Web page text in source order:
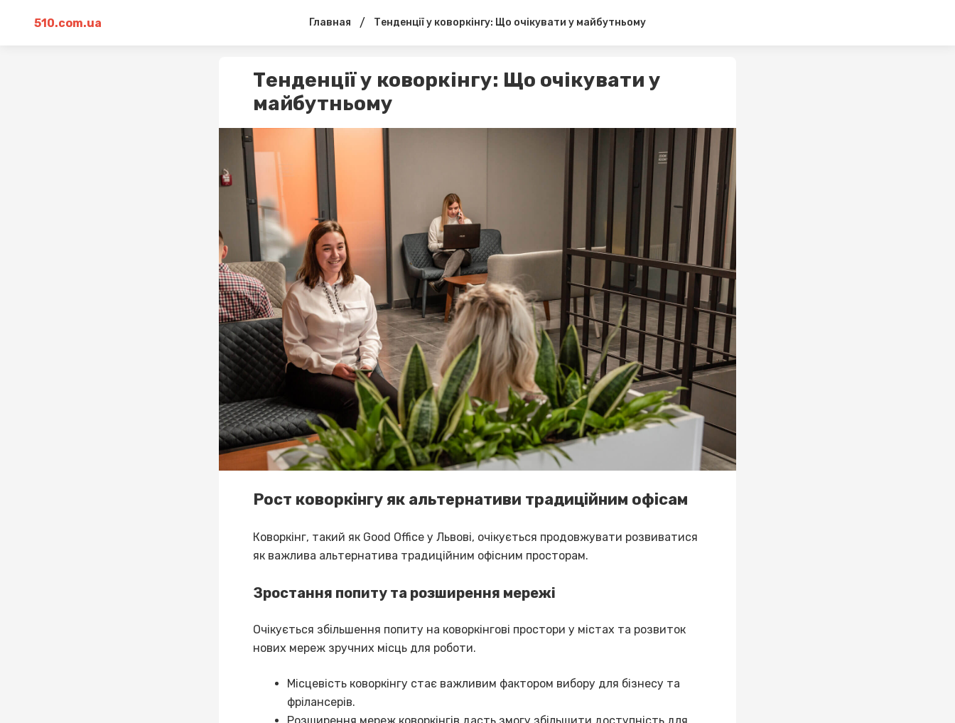
510.com.ua Главная / Тенденції у коворкінгу: Що очікувати у майбутньому
Тенденції у коворкінгу: Що очікувати у
майбутньому
Рост коворкінгу як альтернативи традиційним офісам
Коворкінг, такий як Good Office у Львові, очікується продовжувати розвиватися
як важлива альтернатива традиційним офісним просторам.
Зростання попиту та розширення мережі
Очікується збільшення попиту на коворкінгові простори у містах та розвиток
нових мереж зручних місць для роботи.
Місцевість коворкінгу стає важливим фактором вибору для бізнесу та
фрілансерів.